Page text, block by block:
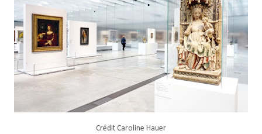
Crédit Caroline Hauer